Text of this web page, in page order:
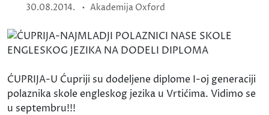
30.08.2014. • Akademija Oxford
ĆUPRIJA-U Ćupriji su dodeljene diplome I-oj generaciji
polaznika skole engleskog jezika u Vrtićima. Vidimo se
u septembru!!!